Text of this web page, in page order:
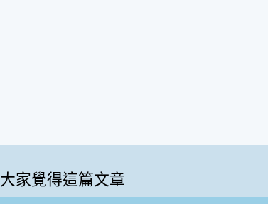
大家覺得這篇文章